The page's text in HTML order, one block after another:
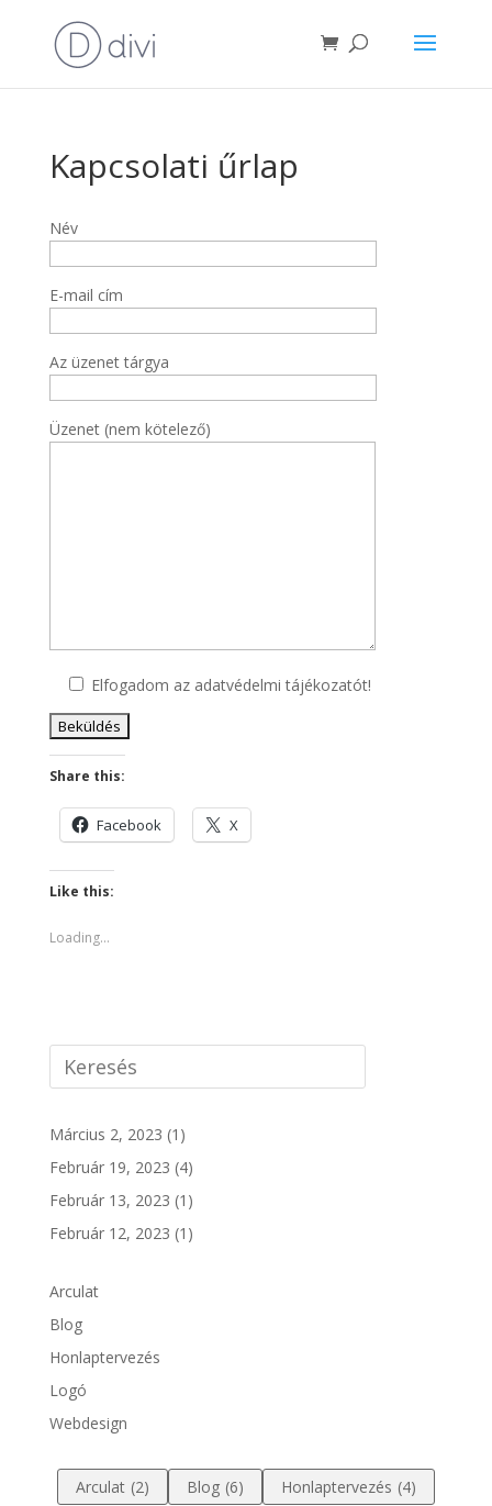
Kapcsolati űrlap
Név
E-mail cím
Az üzenet tárgya
Üzenet (nem kötelező)
Elfogadom az adatvédelmi tájékozatót!
Share this:
Facebook X
Like this:
Loading...
Március 2, 2023 (1)
Február 19, 2023 (4)
Február 13, 2023 (1)
Február 12, 2023 (1)
Arculat
Blog
Honlaptervezés
Logó
Webdesign
Arculat (2) Blog (6) Honlaptervezés (4)